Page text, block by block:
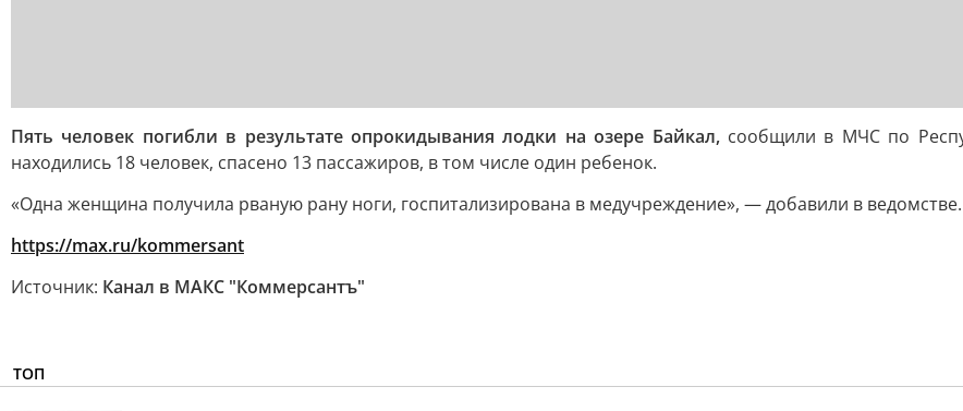
Пять человек погибли в результате опрокидывания лодки на озере Байкал,сообщили в МЧС по
находились 18 человек, спасено 13 пассажиров, в том числе один ребенок.
«Одна женщина получила рваную рану ноги, госпитализирована в медучреждение», — добавили в ведомстве.
https://max.ru/kommersant
Источник: Канал в МАКС "Коммерсантъ"
ТОП